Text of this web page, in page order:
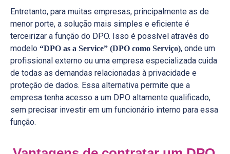
Entretanto, para muitas empresas, principalmente as de
menor porte, a solução mais simples e eficiente é
terceirizar a função do DPO. Isso é possível através do
modelo “DPO as a Service” (DPO como Serviço), onde um
profissional externo ou uma empresa especializada cuida
de todas as demandas relacionadas à privacidade e
proteção de dados. Essa alternativa permite que a
empresa tenha acesso a um DPO altamente qualificado,
sem precisar investir em um funcionário interno para essa
função.